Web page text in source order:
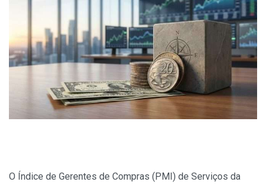
O Índice de Gerentes de Compras (PMI) de Serviços da